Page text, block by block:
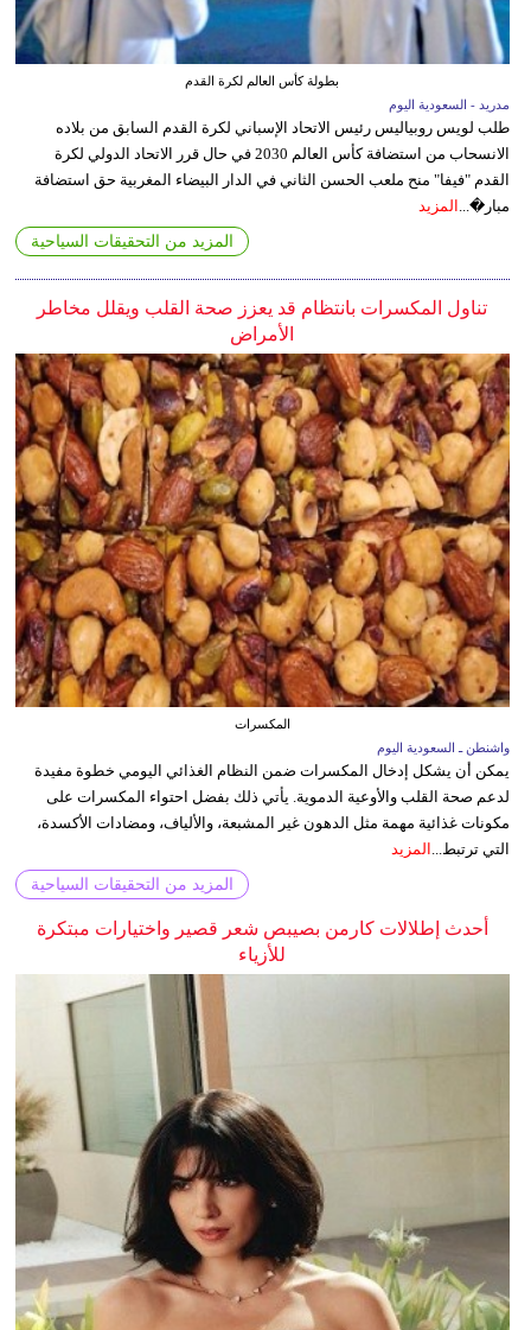
بطولة كأس العالم لكرة القدم
مدريد - السعودية اليوم
طلب لويس روبياليس رئيس الاتحاد الإسباني لكرة القدم السابق من بلاده
الانسحاب من استضافة كأس العالم 2030 في حال قرر الاتحاد الدولي لكرة
القدم "فيفا" منح ملعب الحسن الثاني في الدار البيضاء المغربية حق استضافة
مبار�... المزيد
المزيد من التحقيقات السياحية
تناول المكسرات بانتظام قد يعزز صحة القلب ويقلل مخاطر
الأمراض
المكسرات
واشنطن ـ السعودية اليوم
يمكن أن يشكل إدخال المكسرات ضمن النظام الغذائي اليومي خطوة مفيدة
لدعم صحة القلب والأوعية الدموية. يأتي ذلك بفضل احتواء المكسرات على
مكونات غذائية مهمة مثل الدهون غير المشبعة، والألياف، ومضادات الأكسدة،
التي ترتبط... المزيد
المزيد من التحقيقات السياحية
أحدث إطلالات كارمن بصيبص شعر قصير واختيارات مبتكرة
للأزياء